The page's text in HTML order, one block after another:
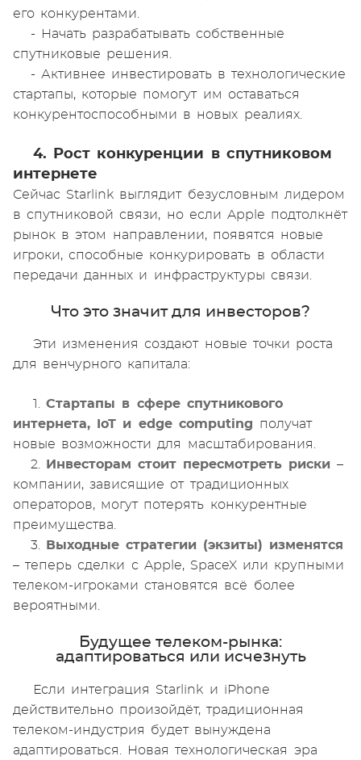
его конкурентами.
- Начать разрабатывать собственные
спутниковые решения.
- Активнее инвестировать в технологические
стартапы, которые помогут им оставаться
конкурентоспособными в новых реалиях.
4. Рост конкуренции в спутниковом
интернете
Сейчас Starlink выглядит безусловным лидером
в спутниковой связи, но если Apple подтолкнёт
рынок в этом направлении, появятся новые
игроки, способные конкурировать в области
передачи данных и инфраструктуры связи.
Что это значит для инвесторов?
Эти изменения создают новые точки роста
для венчурного капитала:
1.Стартапы в сфере спутникового
интернета, IoT и edge computing
получат
новые возможности для масштабирования.
2.
Инвесторам стоит пересмотреть риски –
компании, зависящие от традиционных
операторов, могут потерять конкурентные
преимущества.
3.
Выходные стратегии (экзиты) изменятся
– теперь сделки с Apple, SpaceX или крупными
телеком-игроками становятся всё более
вероятными.
Будущее телеком-рынка:
адаптироваться или исчезнуть
Если интеграция Starlink и iPhone
действительно произойдёт, традиционная
телеком-индустрия будет вынуждена
адаптироваться. Новая технологическая эра